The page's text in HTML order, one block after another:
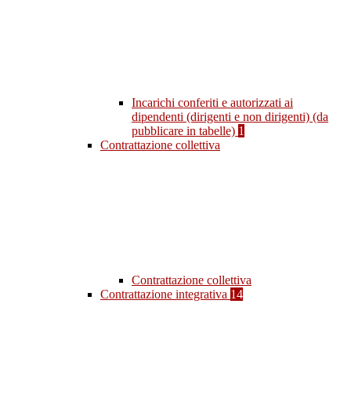
Incarichi conferiti e autorizzati ai
dipendenti (dirigenti e non dirigenti) (da
pubblicare in tabelle) 1
Contrattazione collettiva
Contrattazione collettiva
Contrattazione integrativa 14